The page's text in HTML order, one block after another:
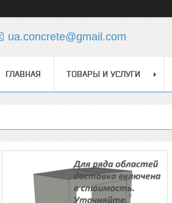
ua.concrete@gmail.com
ГЛАВНАЯ ТОВАРЫ И УСЛУГИ